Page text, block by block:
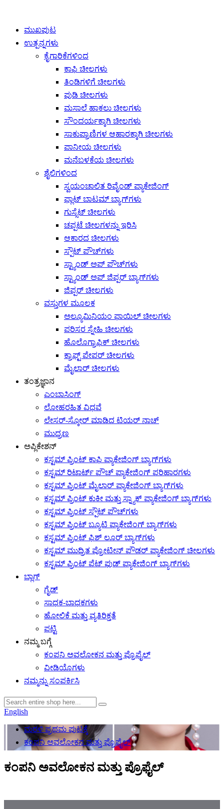
ಮುಖಪುಟ
ಉತ್ಪನ್ನಗಳು
ಕೈಗಾರಿಕೆಗಳಿಂದ
ಕಾಫಿ ಚೀಲಗಳು
ತಿಂಡಿಗಳಿಗೆ ಚೀಲಗಳು
ಪುಡಿ ಚೀಲಗಳು
ಮಸಾಲೆ ಹಾಕಲು ಚೀಲಗಳು
ಸೌಂದರ್ಯಕ್ಕಾಗಿ ಚೀಲಗಳು
ಸಾಕುಪ್ರಾಣಿಗಳ ಆಹಾರಕ್ಕಾಗಿ ಚೀಲಗಳು
ಪಾನೀಯ ಚೀಲಗಳು
ಮನೆಬಳಕೆಯ ಚೀಲಗಳು
ಶೈಲಿಗಳಿಂದ
ಸ್ವಯಂಚಾಲಿತ ರಿವೈಂಡ್ ಪ್ಯಾಕೇಜಿಂಗ್
ಫ್ಲಾಟ್ ಬಾಟಮ್ ಬ್ಯಾಗ್‌ಗಳು
ಗುಸ್ಸೆಟ್ ಚೀಲಗಳು
ಚಪ್ಪಟೆ ಚೀಲಗಳನ್ನು ಇರಿಸಿ
ಆಕಾರದ ಚೀಲಗಳು
ಸ್ಪೌಟ್ ಪೌಚ್‌ಗಳು
ಸ್ಟ್ಯಾಂಡ್ ಅಪ್ ಪೌಚ್‌ಗಳು
ಸ್ಟ್ಯಾಂಡ್ ಅಪ್ ಜಿಪ್ಪರ್ ಬ್ಯಾಗ್‌ಗಳು
ಜಿಪ್ಪರ್ ಚೀಲಗಳು
ವಸ್ತುಗಳ ಮೂಲಕ
ಅಲ್ಯೂಮಿನಿಯಂ ಫಾಯಿಲ್ ಚೀಲಗಳು
ಪರಿಸರ ಸ್ನೇಹಿ ಚೀಲಗಳು
ಹೊಲೊಗ್ರಾಫಿಕ್ ಚೀಲಗಳು
ಕ್ರಾಫ್ಟ್ ಪೇಪರ್ ಚೀಲಗಳು
ಮೈಲಾರ್ ಚೀಲಗಳು
ತಂತ್ರಜ್ಞಾನ
ಎಂಬಾಸಿಂಗ್
ಲೋಹರಹಿತ ವಿಧವೆ
ಲೇಸರ್-ಸ್ಕೋರ್ ಮಾಡಿದ ಟಿಯರ್ ನಾಚ್
ಮುದ್ರಣ
ಅಪ್ಲಿಕೇಶನ್
ಕಸ್ಟಮ್ ಪ್ರಿಂಟ್ ಕಾಫಿ ಪ್ಯಾಕೇಜಿಂಗ್ ಬ್ಯಾಗ್‌ಗಳು
ಕಸ್ಟಮ್ ರಿಟಾರ್ಟ್ ಪೌಚ್ ಪ್ಯಾಕೇಜಿಂಗ್ ಪರಿಹಾರಗಳು
ಕಸ್ಟಮ್ ಪ್ರಿಂಟ್ ಮೈಲಾರ್ ಪ್ಯಾಕೇಜಿಂಗ್ ಬ್ಯಾಗ್‌ಗಳು
ಕಸ್ಟಮ್ ಪ್ರಿಂಟ್ ಕುಕೀ ಮತ್ತು ಸ್ನ್ಯಾಕ್ ಪ್ಯಾಕೇಜಿಂಗ್ ಬ್ಯಾಗ್‌ಗಳು
ಕಸ್ಟಮ್ ಪ್ರಿಂಟ್ ಸ್ಪೌಟ್ ಪೌಚ್‌ಗಳು
ಕಸ್ಟಮ್ ಪ್ರಿಂಟ್ ಬ್ಯೂಟಿ ಪ್ಯಾಕೇಜಿಂಗ್ ಬ್ಯಾಗ್‌ಗಳು
ಕಸ್ಟಮ್ ಪ್ರಿಂಟ್ ಫಿಶ್ ಲೂರ್ ಬ್ಯಾಗ್‌ಗಳು
ಕಸ್ಟಮ್ ಮುದ್ರಿತ ಪ್ರೋಟೀನ್ ಪೌಡರ್ ಪ್ಯಾಕೇಜಿಂಗ್ ಚೀಲಗಳು
ಕಸ್ಟಮ್ ಪ್ರಿಂಟ್ ಪೆಟ್ ಫುಡ್ ಪ್ಯಾಕೇಜಿಂಗ್ ಬ್ಯಾಗ್‌ಗಳು
ಬ್ಲಾಗ್
ಗೈಡ್
ಸಾಧಕ-ಬಾಧಕಗಳು
ಹೋಲಿಕೆ ಮತ್ತು ವ್ಯತಿರಿಕ್ತತೆ
ಪಟ್ಟಿ
ನಮ್ಮ ಬಗ್ಗೆ
ಕಂಪನಿ ಅವಲೋಕನ ಮತ್ತು ಪ್ರೊಫೈಲ್
ವೀಡಿಯೊಗಳು
ನಮ್ಮನ್ನು ಸಂಪರ್ಕಿಸಿ
English
ಮರಳಿ ಪ್ರಥಮ ಪುಟಕ್ಕೆ
ಕಂಪನಿ ಅವಲೋಕನ ಮತ್ತು ಪ್ರೊಫೈಲ್
ಕಂಪನಿ ಅವಲೋಕನ ಮತ್ತು ಪ್ರೊಫೈಲ್